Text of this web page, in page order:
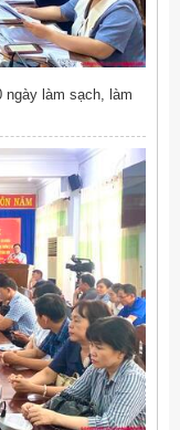
ngày làm sạch, làm